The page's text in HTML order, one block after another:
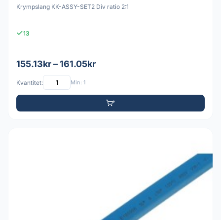
Krympslang KK-ASSY-SET2 Div ratio 2:1
13
155.13kr – 161.05kr
Kvantitet: Min: 1